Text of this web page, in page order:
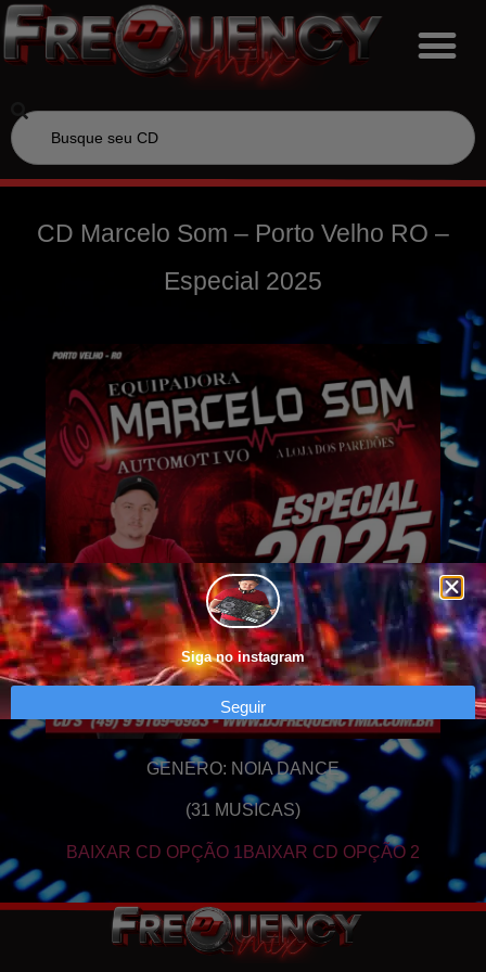
CD Marcelo Som – Porto Velho RO –
Especial 2025
GENERO: NOIA DANCE
(31 MUSICAS)
BAIXAR CD OPÇÃO 1 BAIXAR CD OPÇÃO 2
Siga no instagram
Seguir